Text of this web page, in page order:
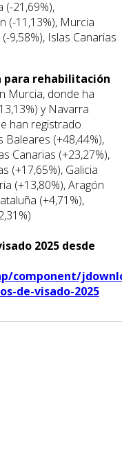
(-21,69%),
(-11,13%), Murcia
9,58%), Islas Canarias
para rehabilitación
Murcia, donde ha
y Navarra
han registrado
Baleares (+48,44%),
Canarias (+23,27%),
(+17,65%), Galicia
(+13,80%), Aragón
(+4,71%),
2025 desde
component/
de-visado-2025